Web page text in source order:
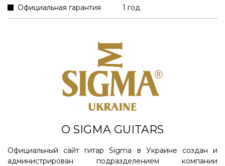
Официальная гарантия 1 год
О SIGMA GUITARS
Официальный сайт гитар Sigma в Украине создан и
администрирован подразделением компании